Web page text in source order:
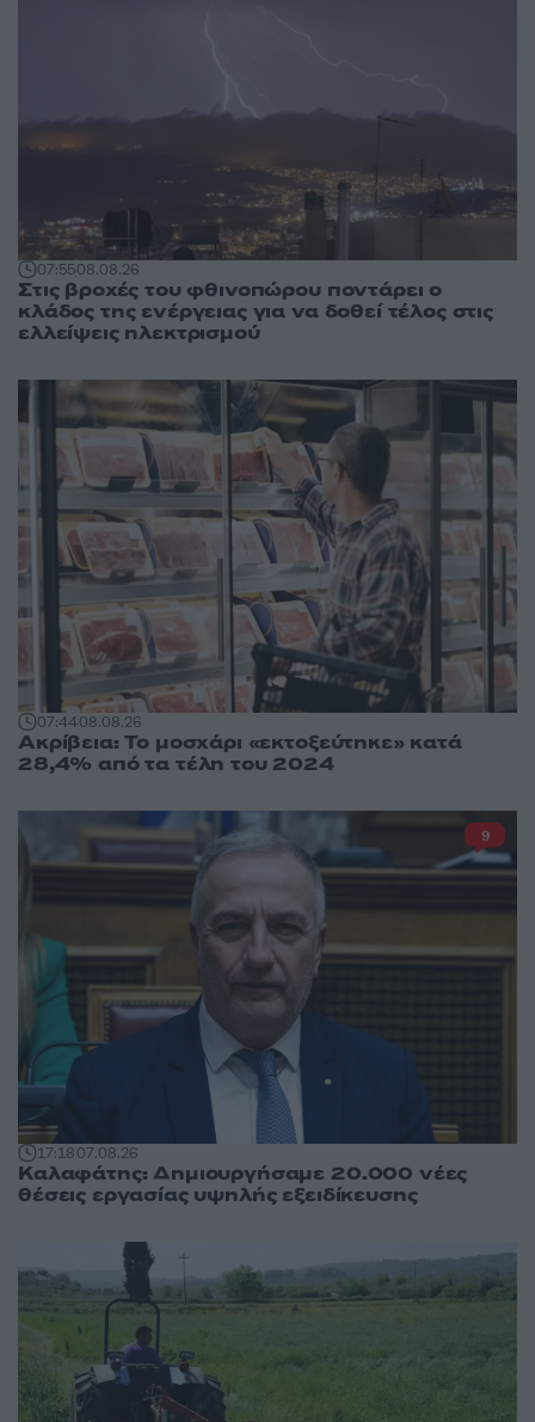
07:5508.08.26
Στις βροχές του φθινοπώρου ποντάρει ο
κλάδος της ενέργειας για να δοθεί τέλος στις
ελλείψεις ηλεκτρισμού
07:4408.08.26
Ακρίβεια: Το μοσχάρι «εκτοξεύτηκε» κατά
28,4% από τα τέλη του 2024
17:1807.08.26
Καλαφάτης: Δημιουργήσαμε 20.000 νέες
θέσεις εργασίας υψηλής εξειδίκευσης
9